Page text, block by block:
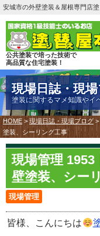
安城市の外壁塗装＆屋根専門店
公共塗装で培った技術で
高品質な住宅塗装！
現場日誌・現
塗装に関するマメ知識やイ
HOME >現場日誌・現場ブログ >
塗装、シーリング工事
現場管理 1953
壁塗装、シー
現場管理
皆様、こんにちは